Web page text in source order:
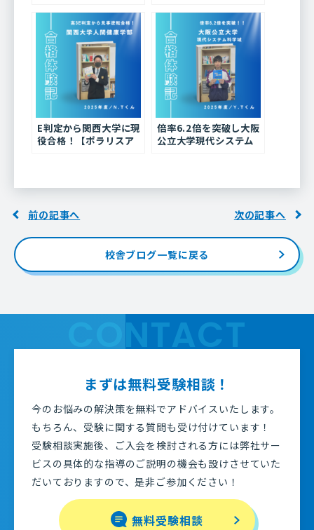
E判定から関西大学に現
役合格！【ポラリスア
倍率6.2倍を突破し大阪
公立大学現代システム
2025】
前の記事へ
校舎ブログ一覧に戻る
次の記事へ
CONTACT
まずは無料受験相談！
今のお悩みの解決策を無料でアドバイスいたします。
もちろん、受験に関する質問も受け付けています！
受験相談実施後、ご入会を検討される方には弊社サー
ビスの具体的な指導のご説明の機会も設けさせていた
だいておりますので、是非ご参加ください！
無料受験相談